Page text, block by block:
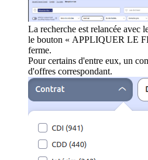
La recherche est relancée avec
le bouton « APPLIQUER LE
ferme.
Pour certains d'entre eux, un
d'offres correspondant.